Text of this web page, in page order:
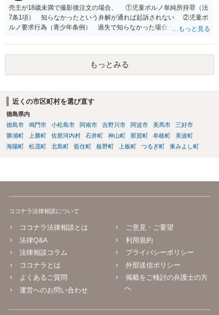
一方、後者であるなら、夫を被告として提訴に至る可能性も考える必
要が出てきます。 あなたと夫との夫婦関係の状況（別居中なのか、夫
婦関係は良好なのか、あなたが夫へ嘘をついたのか等）がよくわから
ないところがあり、実際にどのような対応がベターなのかを正確に検
討するためには、公開の相談ではなく、詳しい事実関係を整理した上
で弁護士へ直接相談するべきでしょう。
売主が18歳未満で撮影後注文の場合、 ①児童ポルノ単純所持罪（法
7条1項） 知らなかったという弁解が通れば起訴されない ②児童ポ
ルノ要求行為（青少年条例） 過失で知らなかった場合も処罰される
ることになります。 対応としては、福祉犯罪に詳しい弁護士に相談
した上で 相手方の地域も知らない・年齢も知らなかったという弁
解 もう消したので持ってない という弁解を用意して、警察相談を
検討してください。
もっとみる
近くの市区町村を選び直す
徳島県内
徳島市
鳴門市 小松島市 阿南市 吉野川市 阿波市 美馬市
三好市
勝浦町
上勝町 佐那河内村 石井町 神山町 那賀町 牟岐町
美波町
海陽町
松茂町 北島町 藍住町 板野町 上板町 つるぎ町 東みよし町
ココナラ法律相談について
ココナラ法律相談とは
法律Q&A
法律相談コラム
ココナラとは
よくあるご質問
運営へのお問い合わせ
ご意見・ご要望
利用規約
プライバシーポリシー
外部送信ポリシー
掲載をご検討の弁護士の方
へ